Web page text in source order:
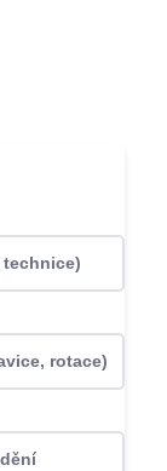
technice)
rotace)